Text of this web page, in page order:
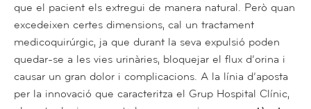
que el pacient els extregui de manera natural. Però quan
excedeixen certes dimensions, cal un tractament
medicoquirúrgic, ja que durant la seva expulsió poden
quedar-se a les vies urinàries, bloquejar el flux d’orina i
causar un gran dolor i complicacions. A la línia d’aposta
per la innovació que caracteritza el Grup Hospital Clínic,